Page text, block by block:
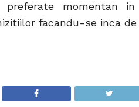
momentan
facandu-se inca